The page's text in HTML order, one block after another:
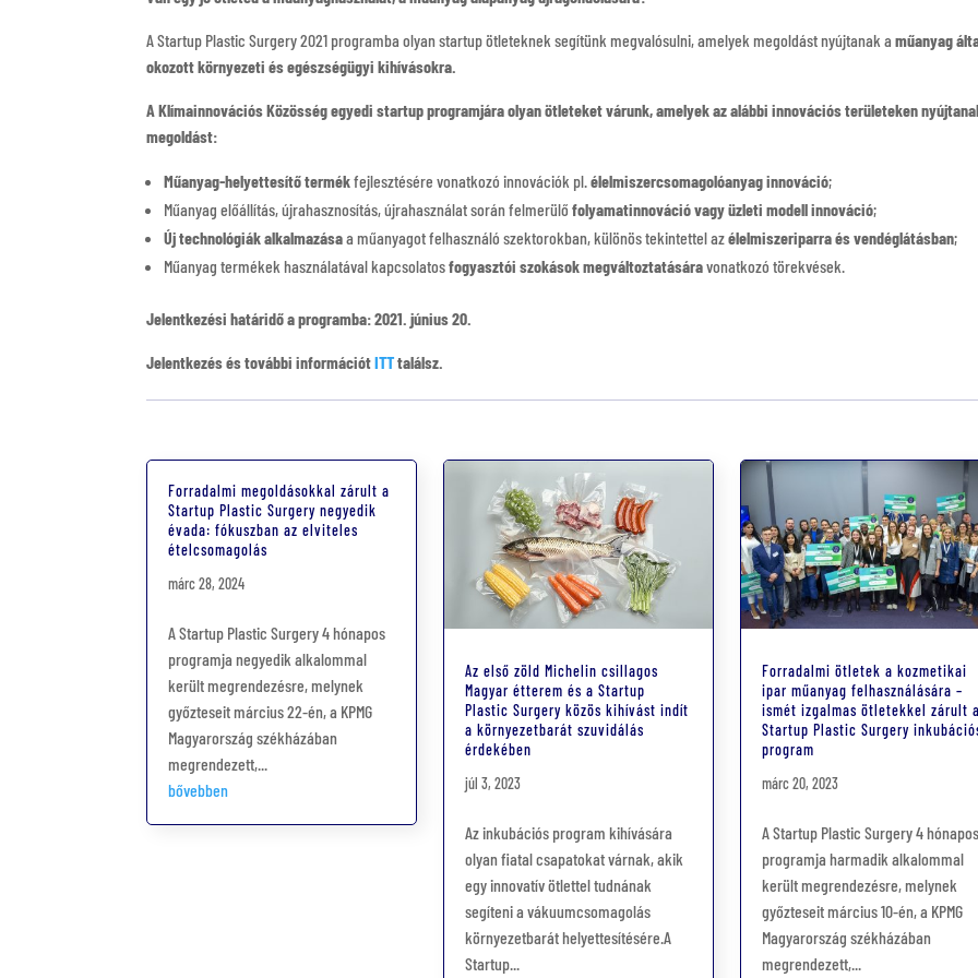
A Startup Plastic Surgery 2021 programba olyan startup ötleteknek segítünk megvalósulni, amelyek megoldást nyújtanak aműanyag
okozott környezeti és egészségügyi kihívásokra.
A Klímainnovációs Közösség egyedi startup programjára olyan ötleteket várunk, amelyek az alábbi innovációs területeken
megoldást:
Műanyag-helyettesítő termékfejlesztésére vonatkozó innovációk pl.élelmiszercsomagolóanyag innováció;
Műanyag előállítás, újrahasznosítás, újrahasználat során felmerülőfolyamatinnováció vagy üzleti modell innováció;
Új technológiák alkalmazásaa műanyagot felhasználó szektorokban, különös tekintettel azélelmiszeriparra és vendéglátásban;
Műanyag termékek használatával kapcsolatosfogyasztói szokások megváltoztatásáravonatkozó törekvések.
Jelentkezési határidő a programba: 2021. június 20.
Jelentkezés és további információtITTtalálsz.
Forradalmi megoldásokkal zárult a
Startup Plastic Surgery negyedik
évada: fókuszban az elviteles
ételcsomagolás
márc 28, 2024
A Startup Plastic Surgery 4 hónapos
programja negyedik alkalommal
került megrendezésre, melynek
győzteseit március 22-én, a KPMG
Magyarország székházában
megrendezett,...
bővebben
Az első zöld Michelin csillagos
Magyar étterem és a Startup
Plastic Surgery közös kihívást indít
a környezetbarát szuvidálás
érdekében
júl 3, 2023
Az inkubációs program kihívására
olyan fiatal csapatokat várnak, akik
egy innovatív ötlettel tudnának
segíteni a vákuumcsomagolás
környezetbarát helyettesítésére.A
Startup...
Forradalmi ötletek a kozmetikai
ipar műanyag felhasználására –
ismét izgalmas ötletekkel zárult
Startup Plastic Surgery
program
márc 20, 2023
A Startup Plastic Surgery 4 hónapos
programja harmadik alkalommal
került megrendezésre, melynek
győzteseit március 10-én, a KPMG
Magyarország székházában
megrendezett,...